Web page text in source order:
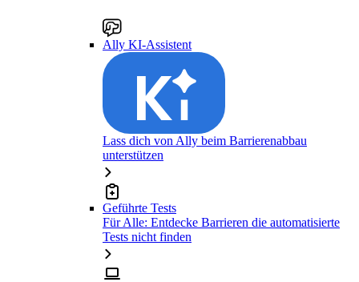
Ally KI-Assistent
Lass dich von Ally beim Barrierenabbau
unterstützen
Geführte Tests
Für Alle: Entdecke Barrieren die automatisierte
Tests nicht finden